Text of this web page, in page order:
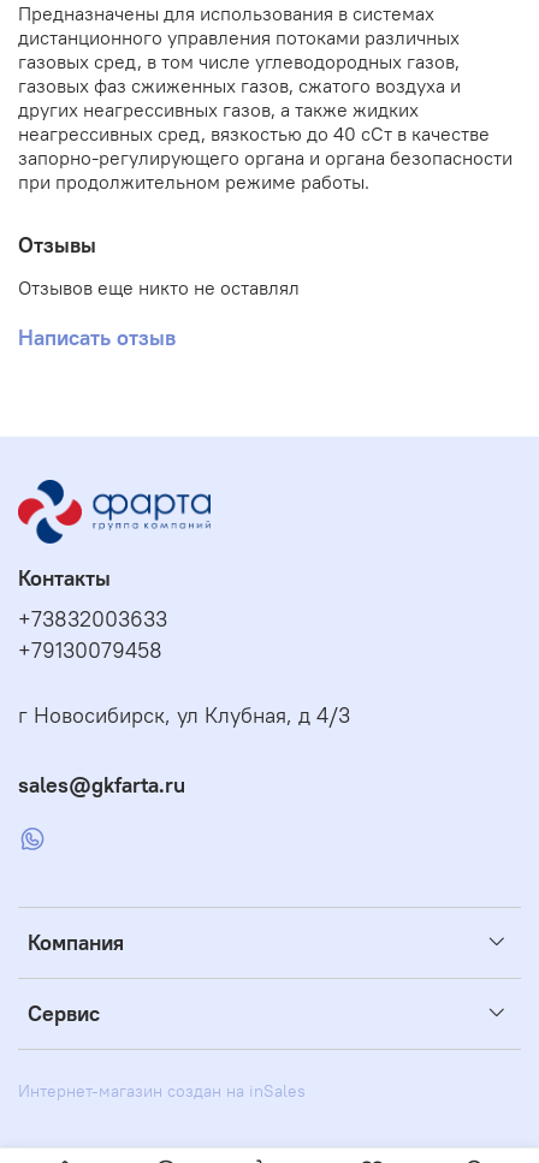
Предназначены для использования в системах
дистанционного управления потоками различных
газовых сред, в том числе углеводородных газов,
газовых фаз сжиженных газов, сжатого воздуха и
других неагрессивных газов, а также жидких
неагрессивных сред, вязкостью до 40 сСт в качестве
запорно-регулирующего органа и органа безопасности
при продолжительном режиме работы.
Отзывы
Отзывов еще никто не оставлял
Написать отзыв
Компания
Сервис
Контакты
+73832003633
+79130079458
г Новосибирск, ул Клубная, д 4/3
sales@gkfarta.ru
Интернет-магазин создан на inSales